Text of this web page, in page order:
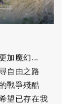
加魔幻...
自由之路
戰爭殘酷
望已存在我